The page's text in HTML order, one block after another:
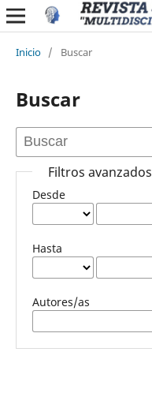
Inicio / Buscar
Buscar
Filtros avanzados
Desde
Hasta
Autores/as